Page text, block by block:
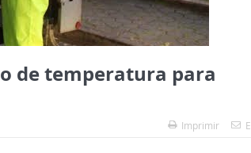
de temperatura para
Imprimir